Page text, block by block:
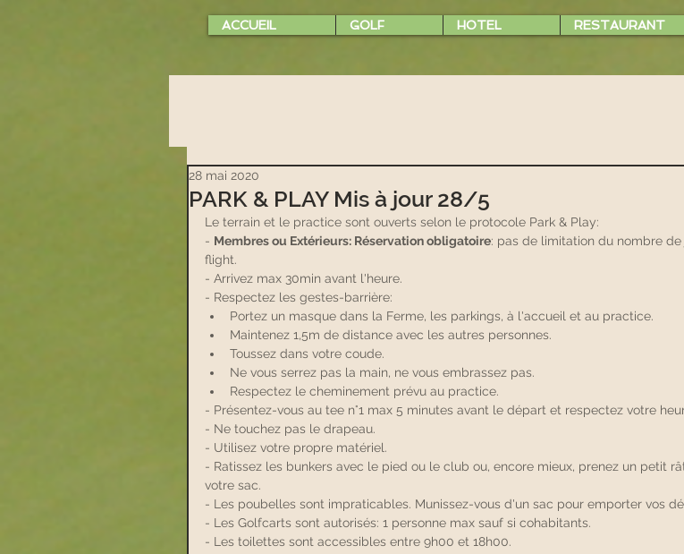
ACCUEIL GOLF HOTEL RESTAURANT
PARK & PLAY Mis à jour 28/5
28 mai 2020
Le terrain et le practice sont ouverts selon le protocole Park & Play:
- Membres ou Extérieurs: Réservation obligatoire: pas de limitation du nombre de
flight.
- Arrivez max 30min avant l'heure.
- Respectez les gestes-barrière:
Portez un masque dans la Ferme, les parkings, à l'accueil et au practice.
Maintenez 1,5m de distance avec les autres personnes.
Toussez dans votre coude.
Ne vous serrez pas la main, ne vous embrassez pas.
Respectez le cheminement prévu au practice.
- Présentez-vous au tee n°1 max 5 minutes avant le départ et respectez votre
- Ne touchez pas le drapeau.
- Utilisez votre propre matériel.
- Ratissez les bunkers avec le pied ou le club ou, encore mieux, prenez un petit
votre sac.
- Les poubelles sont impraticables. Munissez-vous d'un sac pour emporter vos
- Les Golfcarts sont autorisés: 1 personne max sauf si cohabitants.
- Les toilettes sont accessibles entre 9h00 et 18h00.